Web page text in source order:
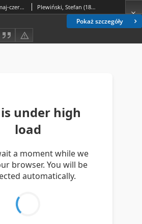
Pokaż szczegóły
Szkoła Polska R. 3, no 42-43 (maj-czerwiec 1918) Plewiński, Stefan (1866-19..).